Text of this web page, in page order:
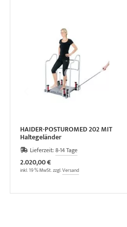
HAIDER-POSTUROMED 202 MIT
Haltegeländer
Lieferzeit: 8-14 Tage
2.020,00 €
inkl. 19 % MwSt. zzgl.Versand